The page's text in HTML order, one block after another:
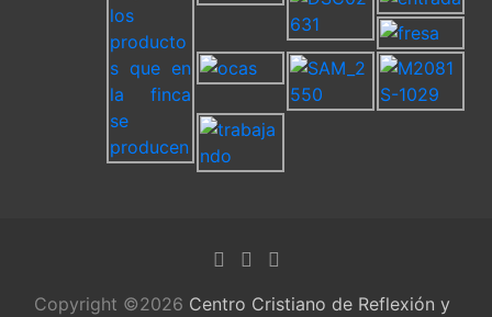
Copyright ©2026 Centro Cristiano de Reflexión y